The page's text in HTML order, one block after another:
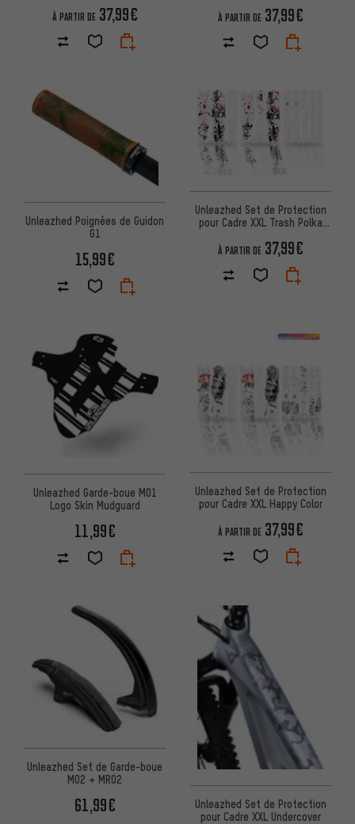
À PARTIR DE 37,99€ À PARTIR DE 37,99€
Unleazhed Poignées de Guidon
G1
15,99€
Unleazhed Set de Protection
pour Cadre XXL Trash Polka
À PARTIR DE 37,99€
Unleazhed Garde-boue M01
Logo Skin Mudguard
11,99€
Unleazhed Set de Protection
pour Cadre XXL Happy Color
À PARTIR DE 37,99€
Unleazhed Set de Garde-boue
M02 + MR02
61,99€
Unleazhed Set de Protection
pour Cadre XXL Undercover